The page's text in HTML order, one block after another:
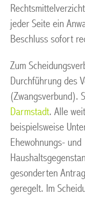
jeder Seite ein
Beschluss sofort
Zum
Durchführung des
(Zwangsverbund).
Darmstadt. Alle
beispielsweise
Ehewohnungs- und
gesonderten
geregelt. Im